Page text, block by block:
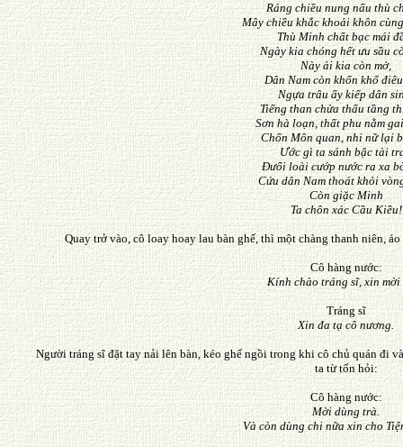
Ráng chiều nung nấu thù
Mây chiều khắc khoải khôn
Thù Minh chất bạc mái
Ngày kia chóng hết ưu sầu
Này ải kia còn mở,
Dân Nam còn khốn khổ
Ngựa trâu ấy kiếp dân
Tiếng than chửa thấu tầng
Sơn hà loạn, thất phu nằm
Chốn Môn quan, nhi nữ lại
Ước gì ta sánh bậc tài
Ðưổi loài cướp nước ra xa
Cứu dân Nam thoát khỏi
Còn giặc Minh
Ta chôn xác Cầu Kiều!
Quay trở vào, cô loay hoay lau bàn ghế, thì một chàng thanh niên,
Cô hàng nước:
Kính chào tráng sĩ, xin mời
Tráng sĩ
Xin đa tạ cô nương.
Người tráng sĩ đặt tay nải lên bàn, kéo ghế ngồi trong khi cô chủ quán đi
ta từ tốn hỏi:
Cô hàng nước:
Mời dùng trà.
Và còn dùng chi nữa xin cho